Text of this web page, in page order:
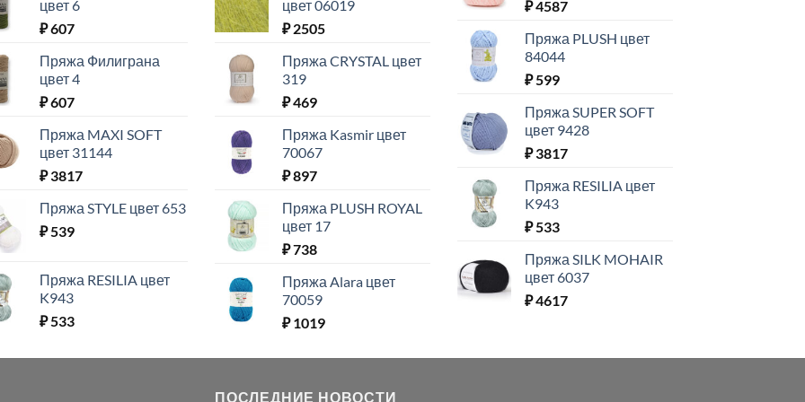
цвет 6
₽607
Пряжа Филиграна
цвет 4
₽607
Пряжа MAXI SOFT
цвет 31144
₽3817
Пряжа STYLE цвет 653
₽539
Пряжа RESILIA цвет
K943
₽533
цвет 06019
₽2505
Пряжа CRYSTAL цвет
319
₽469
Пряжа Kasmir цвет
70067
₽897
Пряжа PLUSH ROYAL
цвет 17
₽738
Пряжа Alara цвет
70059
₽1019
₽4587
Пряжа PLUSH цвет
84044
₽599
Пряжа SUPER SOFT
цвет 9428
₽3817
Пряжа RESILIA цвет
K943
₽533
Пряжа SILK MOHAIR
цвет 6037
₽4617
ПОСЛЕДНИЕ НОВОСТИ